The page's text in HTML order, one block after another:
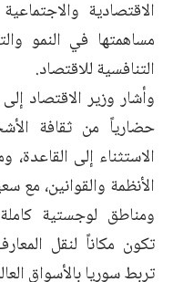
الاقتصادية
مساهمتها في النمو
التنافسية للاقتصاد.
وأشار وزير الاقتصاد
حضارياً من ثقافة
الاستثناء إلى
الأنظمة والقوانين، مع
ومناطق لوجستية كاملة
تكون مكاناً لنقل
تربط سوريا بالأسواق